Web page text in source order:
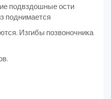
подвздошные ости
поднимается
Изгибы позвоночника